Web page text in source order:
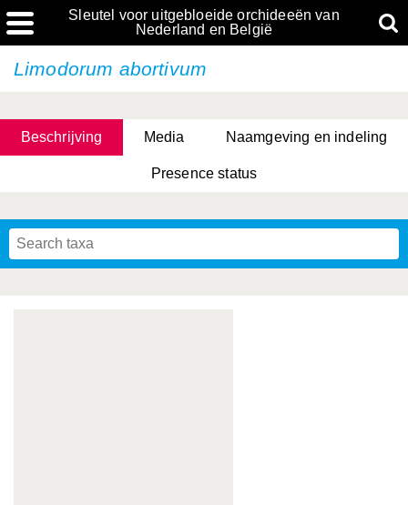
Sleutel voor uitgebloeide orchideeën van
Nederland en België
Limodorum abortivum
Beschrijving Media Naamgeving en indeling
Presence status